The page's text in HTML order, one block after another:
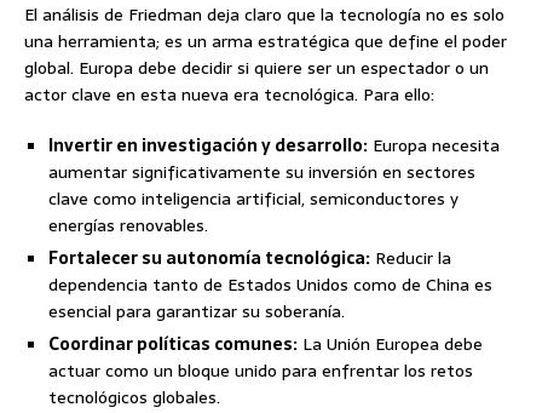
El análisis de Friedman deja claro que la tecnología no es solo
una herramienta; es un arma estratégica que define el poder
global. Europa debe decidir si quiere ser un espectador o un
actor clave en esta nueva era tecnológica. Para ello:
Invertir en investigación y desarrollo: Europa necesita
aumentar significativamente su inversión en sectores
clave como inteligencia artificial, semiconductores y
energías renovables.
Fortalecer su autonomía tecnológica: Reducir la
dependencia tanto de Estados Unidos como de China es
esencial para garantizar su soberanía.
Coordinar políticas comunes: La Unión Europea debe
actuar como un bloque unido para enfrentar los retos
tecnológicos globales.